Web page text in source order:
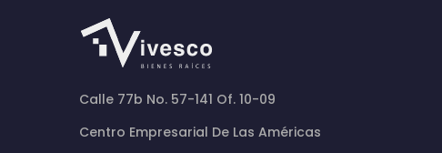
Calle 77b No. 57-141 Of. 10-09
Centro Empresarial De Las Américas